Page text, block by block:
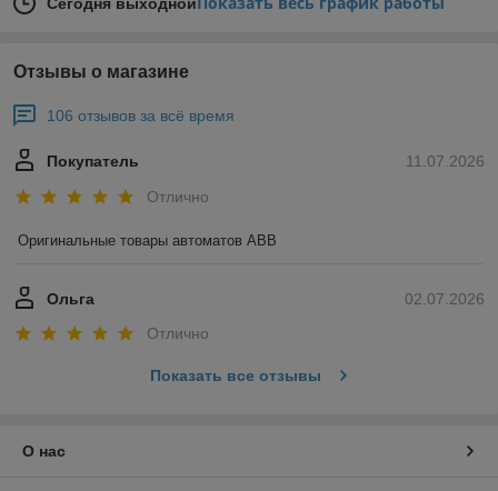
Сегодня выходной
Отзывы о магазине
106 отзывов за всё время
11.07.2026
Покупатель
Отлично
Оригинальные товары автоматов ABB
02.07.2026
Ольга
Отлично
Показать все отзывы
О нас